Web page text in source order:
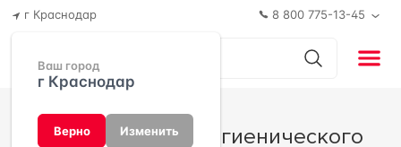
г Краснодар
Ваш город
г Краснодар
Верно Изменить
8 800 775-13-45